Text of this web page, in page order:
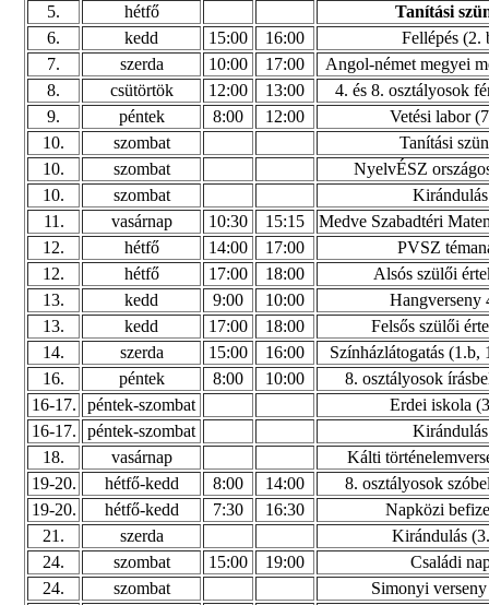
5.
hétfő
Tanítási
6.
kedd 15:00 16:00
Fellépés (2.
7.
szerda 10:00 17:00
Angol-német megyei
8.
csütörtök 12:00 13:00
4. és 8. osztályosok
9.
péntek 8:00 12:00
Vetési labor
10.
szombat
Tanítási
10.
szombat
NyelvÉSZ
10.
szombat
Kirándulás
11.
vasárnap 10:30 15:15
Medve Szabadtéri
12.
hétfő 14:00 17:00
PVSZ
12.
hétfő 17:00 18:00
Alsós szülői
13.
kedd 9:00 10:00
Hangverseny
13.
kedd 17:00 18:00
Felsős szülői
14.
szerda 15:00 16:00
Színházlátogatás (1.b,
16.
péntek 8:00 10:00
8. osztályosok
16-17.
péntek-szombat
Erdei iskola
16-17.
péntek-szombat
Kirándulás
18.
vasárnap
Kálti
19-20.
hétfő-kedd 8:00 14:00
8. osztályosok
19-20.
hétfő-kedd 7:30 16:30
Napközi
21.
szerda
Kirándulás
24.
szombat 15:00 19:00
Családi
24.
szombat
Simonyi